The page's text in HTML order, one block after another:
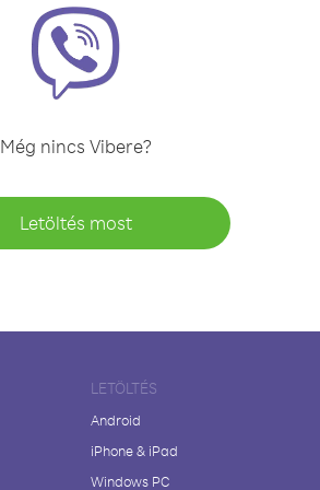
Még nincs Vibere?
Letöltés most
LETÖLTÉS
Android
iPhone & iPad
Windows PC